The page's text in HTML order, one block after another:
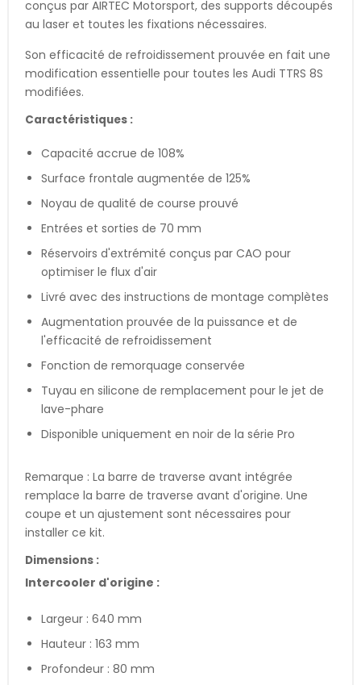
conçus par AIRTEC Motorsport, des supports découpés
au laser et toutes les fixations nécessaires.
Son efficacité de refroidissement prouvée en fait une
modification essentielle pour toutes les Audi TTRS 8S
modifiées.
Caractéristiques :
Capacité accrue de 108%
Surface frontale augmentée de 125%
Noyau de qualité de course prouvé
Entrées et sorties de 70 mm
Réservoirs d'extrémité conçus par CAO pour
optimiser le flux d'air
Livré avec des instructions de montage complètes
Augmentation prouvée de la puissance et de
l'efficacité de refroidissement
Fonction de remorquage conservée
Tuyau en silicone de remplacement pour le jet de
lave-phare
Disponible uniquement en noir de la série Pro
Remarque : La barre de traverse avant intégrée
remplace la barre de traverse avant d'origine. Une
coupe et un ajustement sont nécessaires pour
installer ce kit.
Dimensions :
Intercooler d'origine :
Largeur : 640 mm
Hauteur : 163 mm
Profondeur : 80 mm